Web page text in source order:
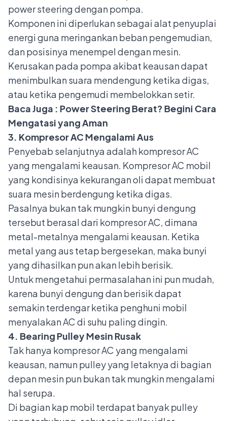
power steering dengan pompa.
Komponen ini diperlukan sebagai alat penyuplai
energi guna meringankan beban pengemudian,
dan posisinya menempel dengan mesin.
Kerusakan pada pompa akibat keausan dapat
menimbulkan suara mendengung ketika digas,
atau ketika pengemudi membelokkan setir.
Baca Juga : Power Steering Berat? Begini Cara
Mengatasi yang Aman
3. Kompresor AC Mengalami Aus
Penyebab selanjutnya adalahkompresor AC
yang mengalami keausan. Kompresor AC mobil
yang kondisinya kekurangan oli dapat membuat
suara mesin berdengung ketika digas.
Pasalnya bukan tak mungkin bunyi dengung
tersebut berasal dari kompresor AC, dimana
metal-metalnya mengalami keausan. Ketika
metal yang aus tetap bergesekan, maka bunyi
yang dihasilkan pun akan lebih berisik.
Untuk mengetahui permasalahan ini pun mudah,
karena bunyi dengung dan berisik dapat
semakin terdengar ketika penghuni mobil
menyalakan AC di suhu paling dingin.
4. Bearing Pulley Mesin Rusak
Tak hanya kompresor AC yang mengalami
keausan, namun pulley yang letaknya di bagian
depan mesin pun bukan tak mungkin mengalami
hal serupa.
Di bagian kap mobil terdapat banyak pulley